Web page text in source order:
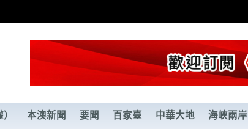
本澳新聞 要聞 百家臺 中華大地 海峽兩岸